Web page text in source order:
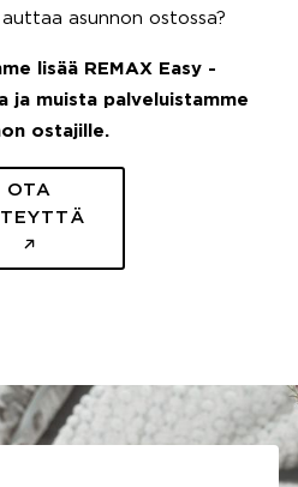
asunnon ostossa?
lisää REMAX Easy -
ja muista palveluistamme
ostajille.
OTA